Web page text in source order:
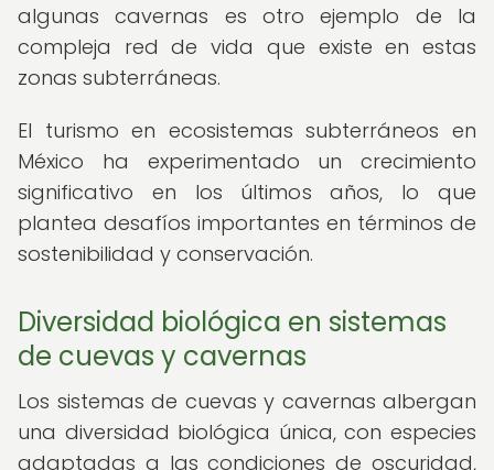
algunas cavernas es otro ejemplo de la
compleja red de vida que existe en estas
zonas subterráneas.
El turismo en ecosistemas subterráneos en
México ha experimentado un crecimiento
significativo en los últimos años, lo que
plantea desafíos importantes en términos de
sostenibilidad y conservación.
Diversidad biológica en sistemas
de cuevas y cavernas
Los sistemas de cuevas y cavernas albergan
una diversidad biológica única, con especies
adaptadas a las condiciones de oscuridad,